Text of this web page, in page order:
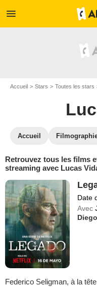
menu
Accueil Stars Toutes les stars
Accueil
Retrouvez tous les films
streaming avec Lucas
Date
Avec
Federico Seligman, à la